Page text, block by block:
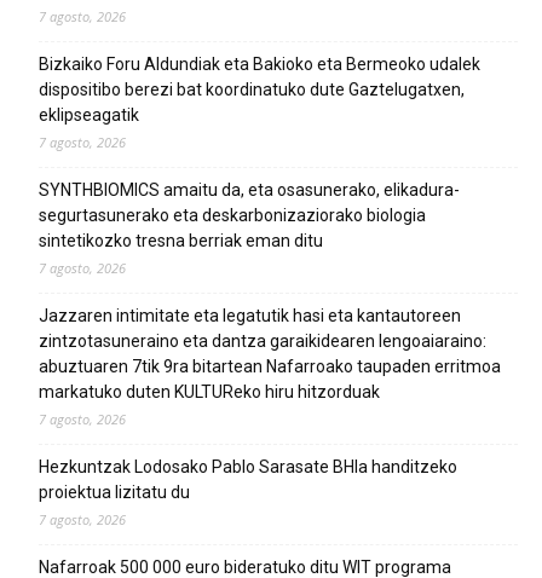
7 agosto, 2026
Bizkaiko Foru Aldundiak eta Bakioko eta Bermeoko udalek
dispositibo berezi bat koordinatuko dute Gaztelugatxen,
eklipseagatik
7 agosto, 2026
SYNTHBIOMICS amaitu da, eta osasunerako, elikadura-
segurtasunerako eta deskarbonizaziorako biologia
sintetikozko tresna berriak eman ditu
7 agosto, 2026
Jazzaren intimitate eta legatutik hasi eta kantautoreen
zintzotasuneraino eta dantza garaikidearen lengoaiaraino:
abuztuaren 7tik 9ra bitartean Nafarroako taupaden erritmoa
markatuko duten KULTUReko hiru hitzorduak
7 agosto, 2026
Hezkuntzak Lodosako Pablo Sarasate BHIa handitzeko
proiektua lizitatu du
7 agosto, 2026
Nafarroak 500 000 euro bideratuko ditu WIT programa